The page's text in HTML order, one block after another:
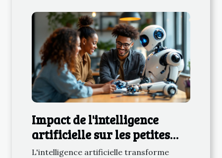
Impact de l'intelligence
artificielle sur les petites
entreprises en 2025
L'intelligence artificielle transforme